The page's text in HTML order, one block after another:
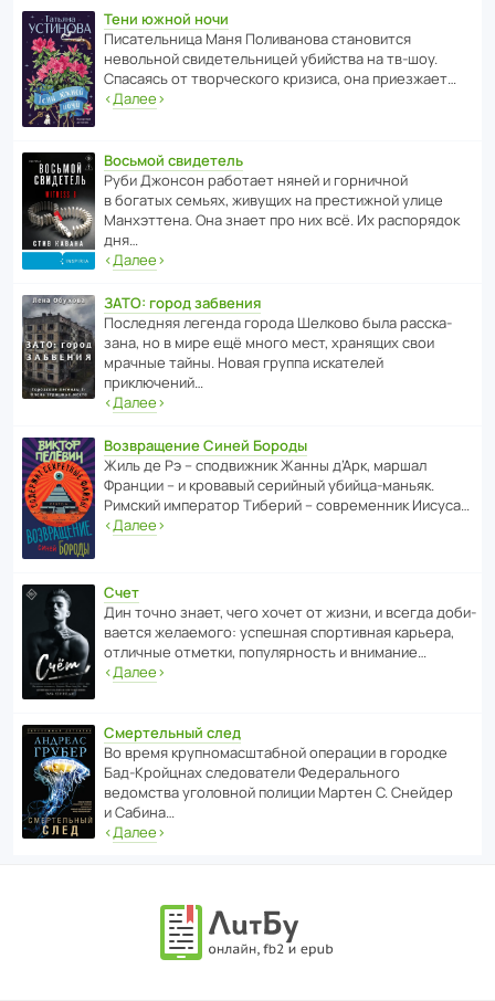
Тени южной ночи
Писа­тель­ница Маня Поли­ва­нова стано­вится
невольной свиде­тель­ницей убийства на тв-шоу.
Спасаясь от твор­че­с­кого кризиса, она приезжает…
‹Далее›
Восьмой свидетель
Руби Джонсон рабо­тает няней и горни­чной
в богатых семьях, живущих на прес­ти­жной улице
Манх­эт­тена. Она знает про них всё. Их распо­рядок
дня…
‹Далее›
ЗАТО: город забвения
После­дняя легенда города Шелково была расска­
зана, но в мире ещё много мест, хранящих свои
мрачные тайны. Новая группа иска­телей
приключений…
‹Далее›
Возвращение Синей Бороды
Жиль де Рэ – спод­ви­жник Жанны д’Арк, маршал
Франции – и кровавый серийный убийца-маньяк.
Римский импе­ратор Тиберий – совре­менник Иисуса…
‹Далее›
Счет
Дин точно знает, чего хочет от жизни, и всегда доби­
ва­ется жела­е­мого: успе­шная спор­ти­вная карьера,
отли­чные отметки, попу­ля­р­ность и внимание…
‹Далее›
Смертельный след
Во время круп­но­мас­ш­та­бной операции в городке
Бад‑Крой­цнах следо­ва­тели Феде­раль­ного
ведомства уголо­вной полиции Мартен С. Снейдер
и Сабина…
‹Далее›